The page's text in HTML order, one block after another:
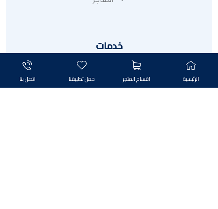
خدمات
منتجات
قسط
الرئيسية اقسام المتجر حمل تطبيقنا اتصل بنا